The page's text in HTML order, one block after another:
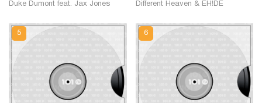
Duke Dumont feat. Jax Jones
Different Heaven & EH!DE